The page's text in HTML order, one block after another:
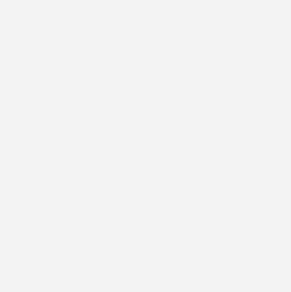
Standbein für
nachdem sie aus dem Geschäft